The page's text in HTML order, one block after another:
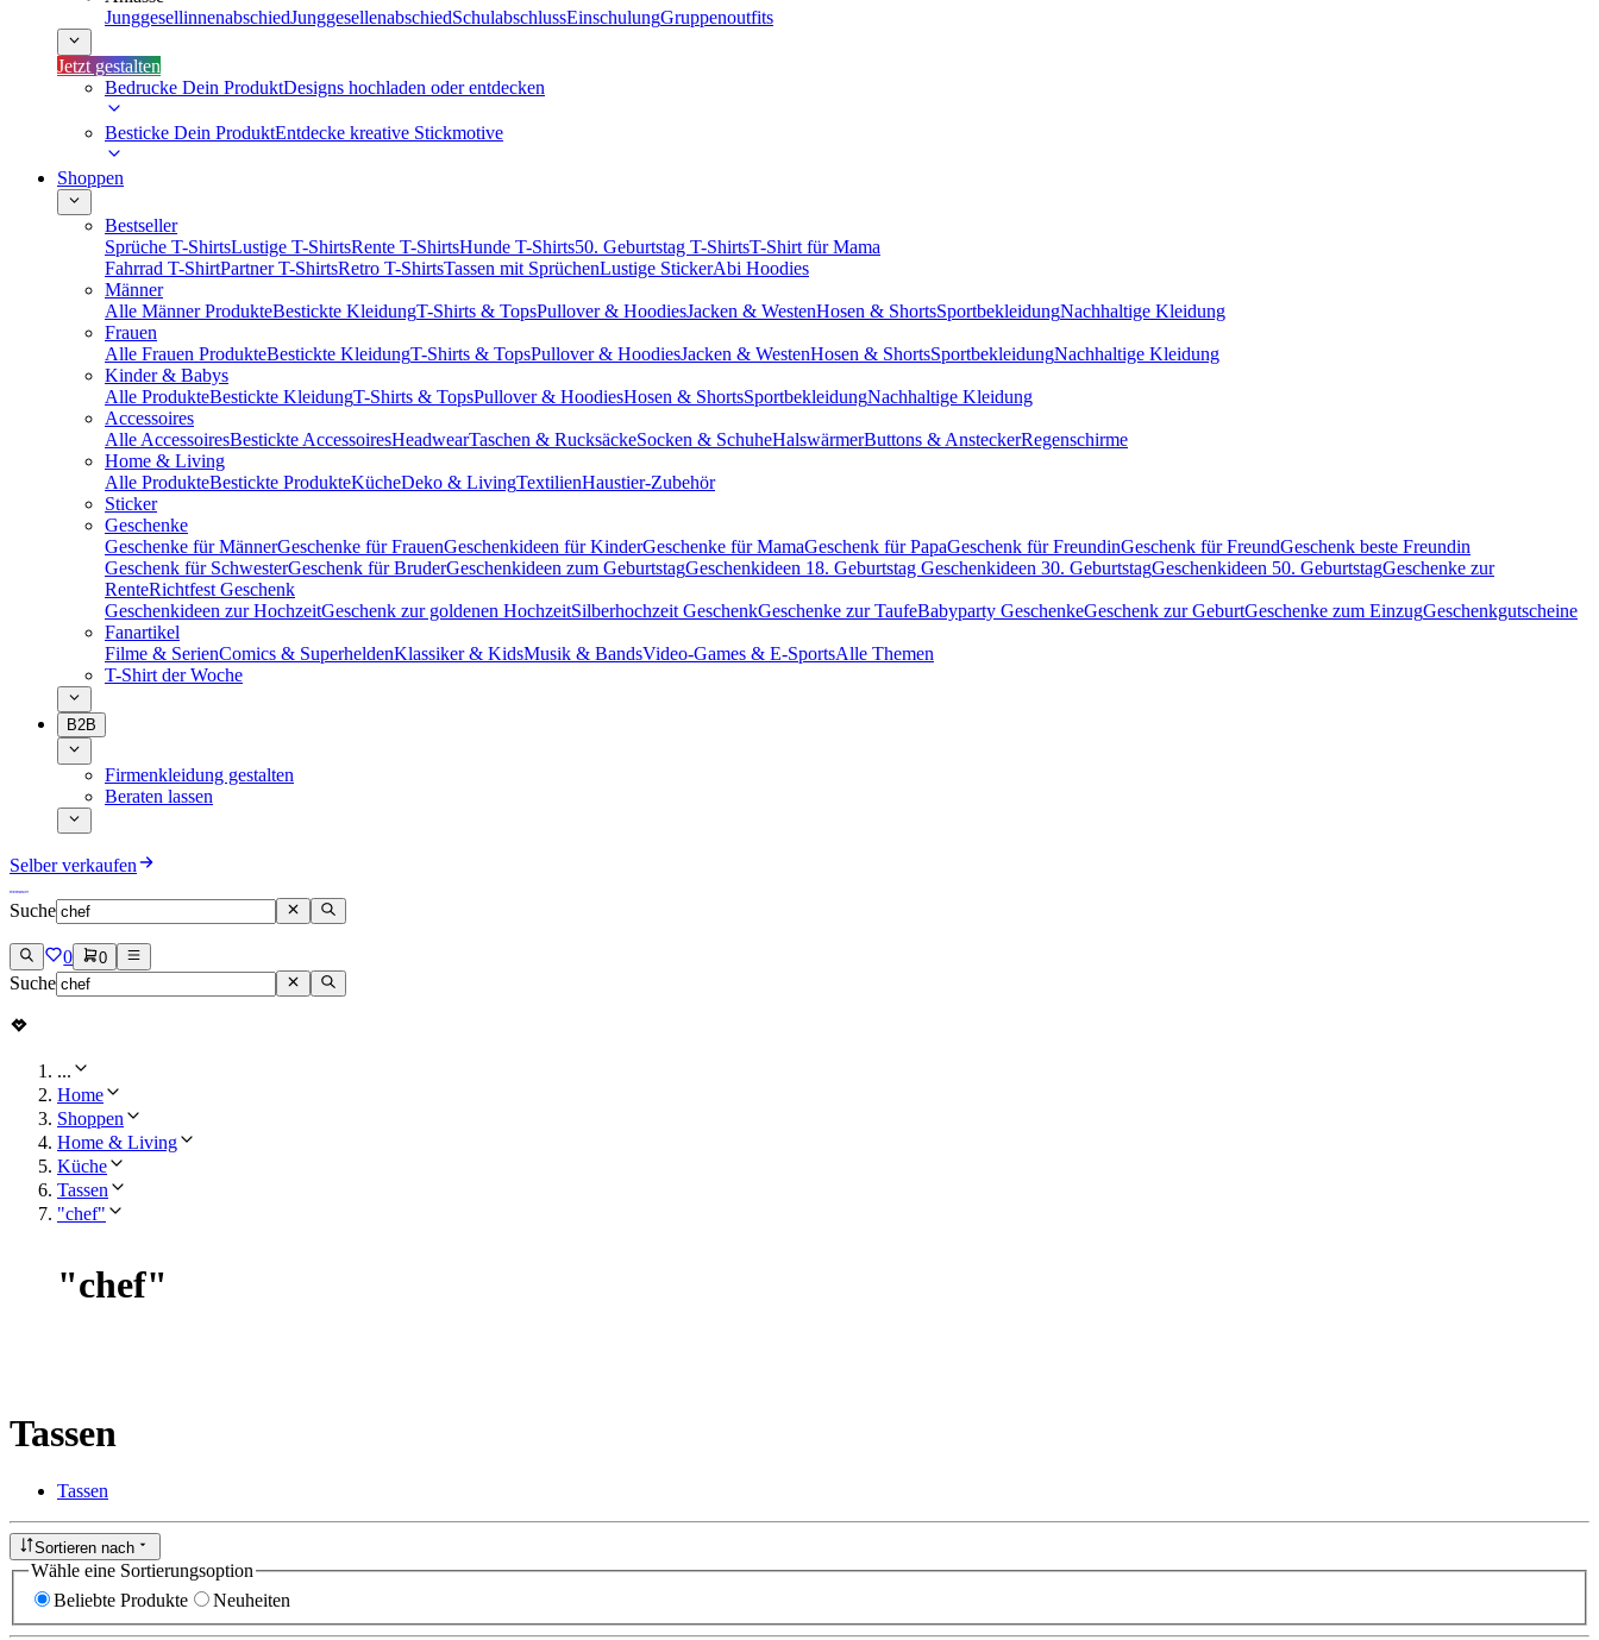
JunggesellinnenabschiedJunggesellenabschiedSchulabschlussEinschulungGruppenoutfits
Jetzt gestalten
Bedrucke Dein ProduktDesigns hochladen oder entdecken
Besticke Dein ProduktEntdecke kreative Stickmotive
Shoppen
Bestseller
Sprüche T-ShirtsLustige T-ShirtsRente T-ShirtsHunde T-Shirts50. Geburtstag T-ShirtsT-Shirt für Mama
Fahrrad T-ShirtPartner T-ShirtsRetro T-ShirtsTassen mit SprüchenLustige StickerAbi Hoodies
Männer
Alle Männer ProdukteBestickte KleidungT-Shirts & TopsPullover & HoodiesJacken & WestenHosen & ShortsSportbekleidungNachhaltige Kleidung
Frauen
Alle Frauen ProdukteBestickte KleidungT-Shirts & TopsPullover & HoodiesJacken & WestenHosen & ShortsSportbekleidungNachhaltige Kleidung
Kinder & Babys
Alle ProdukteBestickte KleidungT-Shirts & TopsPullover & HoodiesHosen & ShortsSportbekleidungNachhaltige Kleidung
Accessoires
Alle AccessoiresBestickte AccessoiresHeadwearTaschen & RucksäckeSocken & SchuheHalswärmerButtons & AnsteckerRegenschirme
Home & Living
Alle ProdukteBestickte ProdukteKücheDeko & LivingTextilienHaustier-Zubehör
Sticker
Geschenke
Geschenke für MännerGeschenke für FrauenGeschenkideen für KinderGeschenke für MamaGeschenk für PapaGeschenk für FreundinGeschenk für FreundGeschenk beste Freundin
Geschenk für SchwesterGeschenk für BruderGeschenkideen zum GeburtstagGeschenkideen 18. Geburtstag Geschenkideen 30. GeburtstagGeschenkideen 50. GeburtstagGeschenke zur
RenteRichtfest Geschenk
Geschenkideen zur HochzeitGeschenk zur goldenen HochzeitSilberhochzeit GeschenkGeschenke zur TaufeBabyparty GeschenkeGeschenk zur GeburtGeschenke zum EinzugGeschenkgutscheine
Fanartikel
Filme & SerienComics & SuperheldenKlassiker & KidsMusik & BandsVideo-Games & E-SportsAlle Themen
T-Shirt der Woche
B2B
Firmenkleidung gestalten
Beraten lassen
Selber verkaufen
Suche
0 0
Suche
...
Home
Shoppen
Home & Living
Küche
Tassen
"chef"
"chef"
Tassen
Tassen
Sortieren nach
Wähle eine Sortierungsoption
Beliebte Produkte
Neuheiten